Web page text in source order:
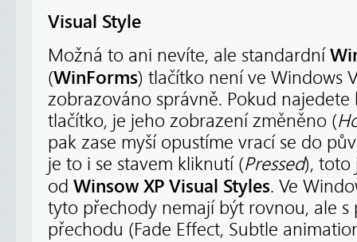
Visual Style
Možná to ani nevíte, ale standardní
(WinForms) tlačítko není ve Windows
zobrazováno správně. Pokud
tlačítko, je jeho zobrazení změněno (
pak zase myší opustíme vrací se do
je to i se stavem kliknutí (Pressed), toto
od Winsow XP Visual Styles. Ve
tyto přechody nemají být rovnou, ale s
přechodu (Fade Effect, Subtle